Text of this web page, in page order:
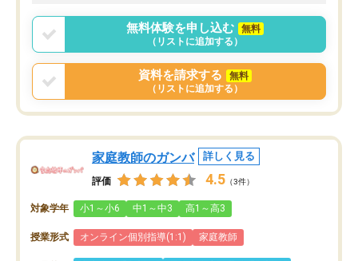
無料体験を申し込む
無料
（リストに追加する）
資料を請求する
無料
（リストに追加する）
家庭教師のガンバ 詳しく見る
評価 4.5 （3件）
対象学年 小1～小6 中1～中3 高1～高3
授業形式 オンライン個別指導(1:1) 家庭教師